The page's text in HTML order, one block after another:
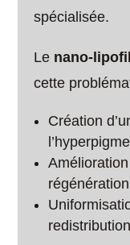
spécialisée.
Le nano-
cette
Création